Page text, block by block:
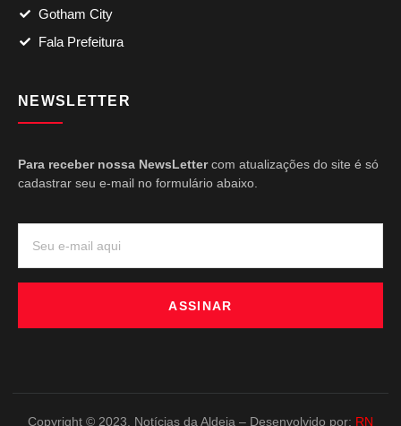
Gotham City
Fala Prefeitura
NEWSLETTER
Para receber nossa NewsLettercom atualizações do site é só
cadastrar seu e-mail no formulário abaixo.
ASSINAR
Copyright © 2023. Notícias da Aldeia – Desenvolvido por: RN